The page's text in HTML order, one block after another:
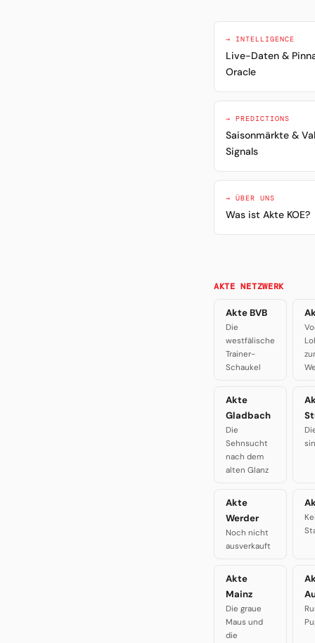
→ INTELLIGENCE
Live-Daten &
Oracle
→ PREDICTIONS
Saisonmärkte &
Signals
→ ÜBER UNS
Was ist Akte KOE?
AKTE NETZWERK
Akte BVB
Die
westfälische
Trainer-
Schaukel
Akte
Gladbach
Die
Sehnsucht
nach dem
alten Glanz
Akte
Werder
Noch nicht
ausverkauft
Akte
Mainz
Die graue
Maus und
die